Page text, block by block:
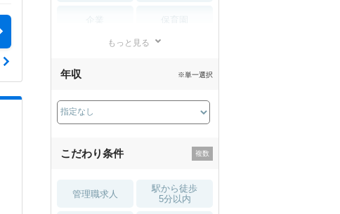
薬局・
もっと見る
年収 ※単一選択
こだわり条件
管理職求人
駅から徒歩
5分以内